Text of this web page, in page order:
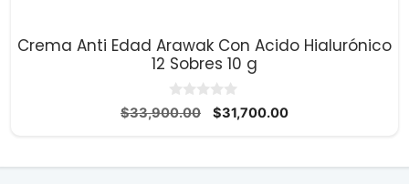
Crema Anti Edad Arawak Con Acido Hialurónico
12 Sobres 10 g
0
d
$33,900.00
El
era:
$31,700.00El
es: